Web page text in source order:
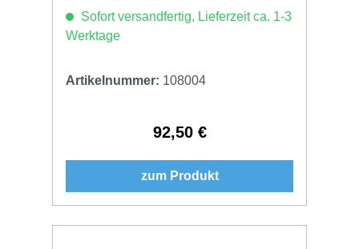
Sofort versandfertig, Lieferzeit ca. 1-3
Werktage
Artikelnummer: 108004
Regulärer Preis:
92,50 €
zum Produkt